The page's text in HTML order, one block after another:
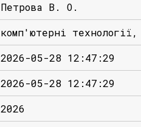
Петрова В. О.
комп'ютерні
2026-05-28 12:47:29
2026-05-28 12:47:29
2026